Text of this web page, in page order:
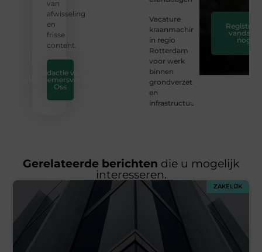
van
afwisseling
en
frisse
content.
Redactie van
Ondernemersverbond
Oss
Vacature
kraanmachinist
in regio
Rotterdam
voor werk
binnen
grondverzet
en
infrastructuur
Registreer
vandaag
nog
Gerelateerde berichten die u mogelijk
interesseren.
ZAKELIJK